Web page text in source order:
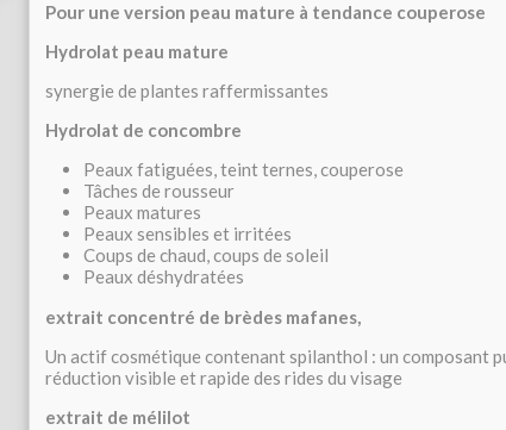
Pour une version peau mature à tendance couperose
Hydrolat peau mature
synergie de plantes raffermissantes
Hydrolat de concombre
Peaux fatiguées, teint ternes, couperose
Tâches de rousseur
Peaux matures
Peaux sensibles et irritées
Coups de chaud, coups de soleil
Peaux déshydratées
extrait concentré de brèdes mafanes,
Un actif cosmétique contenant spilanthol : un composant
réduction visible et rapide des rides du visage
extrait de mélilot